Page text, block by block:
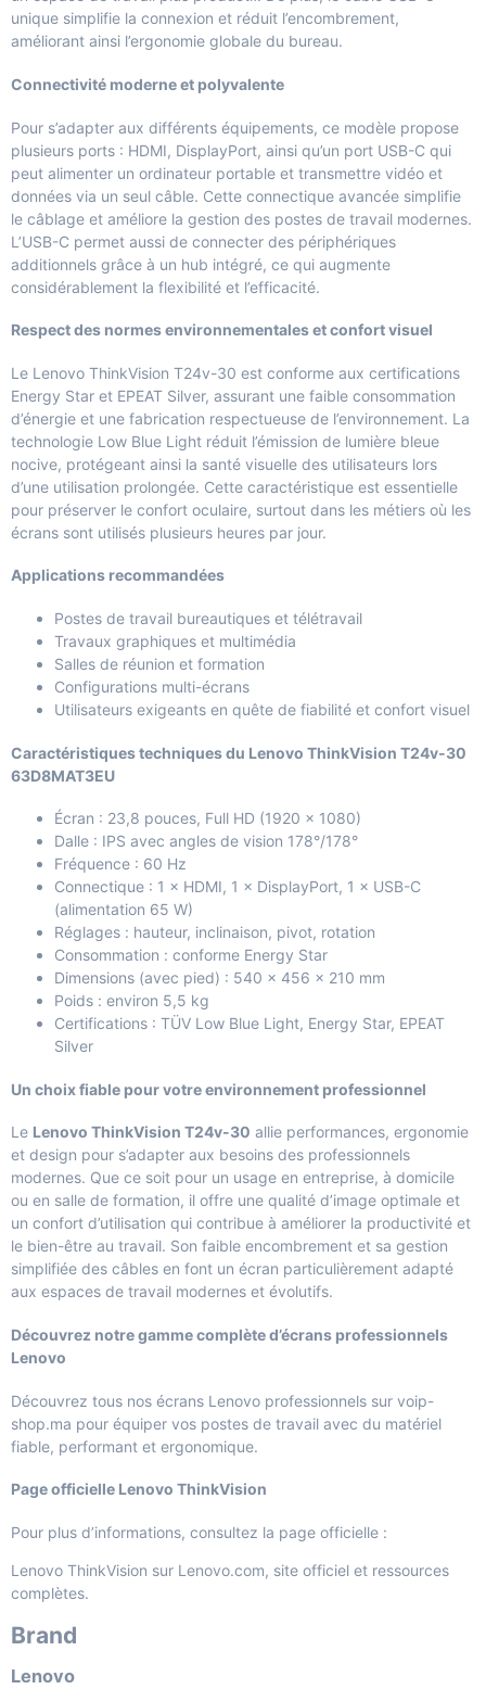
unique simplifie la connexion et réduit l’encombrement,
améliorant ainsi l’ergonomie globale du bureau.
Connectivité moderne et polyvalente
Pour s’adapter aux différents équipements, ce modèle propose
plusieurs ports : HDMI, DisplayPort, ainsi qu’un port USB-C qui
peut alimenter un ordinateur portable et transmettre vidéo et
données via un seul câble. Cette connectique avancée simplifie
le câblage et améliore la gestion des postes de travail modernes.
L’USB-C permet aussi de connecter des périphériques
additionnels grâce à un hub intégré, ce qui augmente
considérablement la flexibilité et l’efficacité.
Respect des normes environnementales et confort visuel
Le Lenovo ThinkVision T24v-30 est conforme aux certifications
Energy Star et EPEAT Silver, assurant une faible consommation
d’énergie et une fabrication respectueuse de l’environnement. La
technologie Low Blue Light réduit l’émission de lumière bleue
nocive, protégeant ainsi la santé visuelle des utilisateurs lors
d’une utilisation prolongée. Cette caractéristique est essentielle
pour préserver le confort oculaire, surtout dans les métiers où les
écrans sont utilisés plusieurs heures par jour.
Applications recommandées
Postes de travail bureautiques et télétravail
Travaux graphiques et multimédia
Salles de réunion et formation
Configurations multi-écrans
Utilisateurs exigeants en quête de fiabilité et confort visuel
Caractéristiques techniques du Lenovo ThinkVision T24v-30
63D8MAT3EU
Écran : 23,8 pouces, Full HD (1920 × 1080)
Dalle : IPS avec angles de vision 178°/178°
Fréquence : 60 Hz
Connectique : 1 × HDMI, 1 × DisplayPort, 1 × USB-C
(alimentation 65 W)
Réglages : hauteur, inclinaison, pivot, rotation
Consommation : conforme Energy Star
Dimensions (avec pied) : 540 × 456 × 210 mm
Poids : environ 5,5 kg
Certifications : TÜV Low Blue Light, Energy Star, EPEAT
Silver
Un choix fiable pour votre environnement professionnel
Le Lenovo ThinkVision T24v-30 allie performances, ergonomie
et design pour s’adapter aux besoins des professionnels
modernes. Que ce soit pour un usage en entreprise, à domicile
ou en salle de formation, il offre une qualité d’image optimale et
un confort d’utilisation qui contribue à améliorer la productivité et
le bien-être au travail. Son faible encombrement et sa gestion
simplifiée des câbles en font un écran particulièrement adapté
aux espaces de travail modernes et évolutifs.
Découvrez notre gamme complète d’écrans professionnels
Lenovo
Découvrez tous nos écrans Lenovo professionnels sur voip-
shop.ma pour équiper vos postes de travail avec du matériel
fiable, performant et ergonomique.
Page officielle Lenovo ThinkVision
Pour plus d’informations, consultez la page officielle :
Lenovo ThinkVision sur Lenovo.com, site officiel et ressources
complètes.
Brand
Lenovo